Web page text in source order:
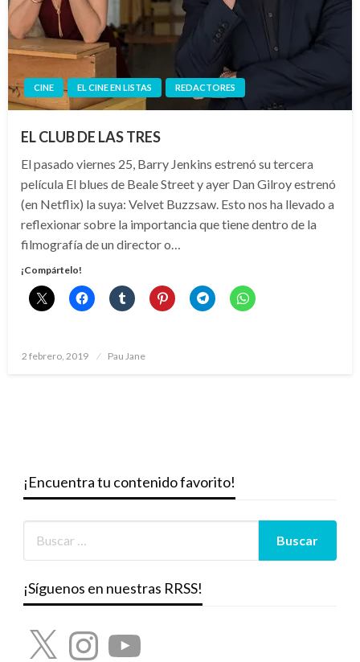
CINE EL CINE EN LISTAS REDACTORES
EL CLUB DE LAS TRES
El pasado viernes 25, Barry Jenkins estrenó su tercera
película El blues de Beale Street y ayer Dan Gilroy estrenó
(en Netflix) la suya: Velvet Buzzsaw. Esto nos ha llevado a
reflexionar sobre la importancia que tiene dentro de la
filmografía de un director o…
¡Compártelo!
Publicado
2 febrero, 2019 Pau Jane
¡Encuentra tu contenido favorito!
¡Síguenos en nuestras RRSS!
X InstagramYouTube